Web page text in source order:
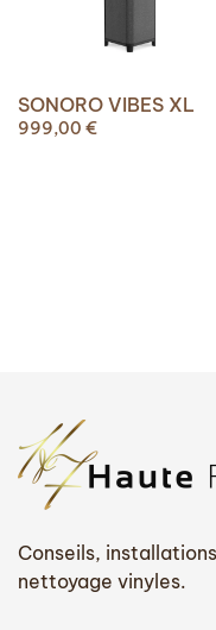
SONORO VIBES XL
999,00 €
Conseils,
nettoyage vinyles.